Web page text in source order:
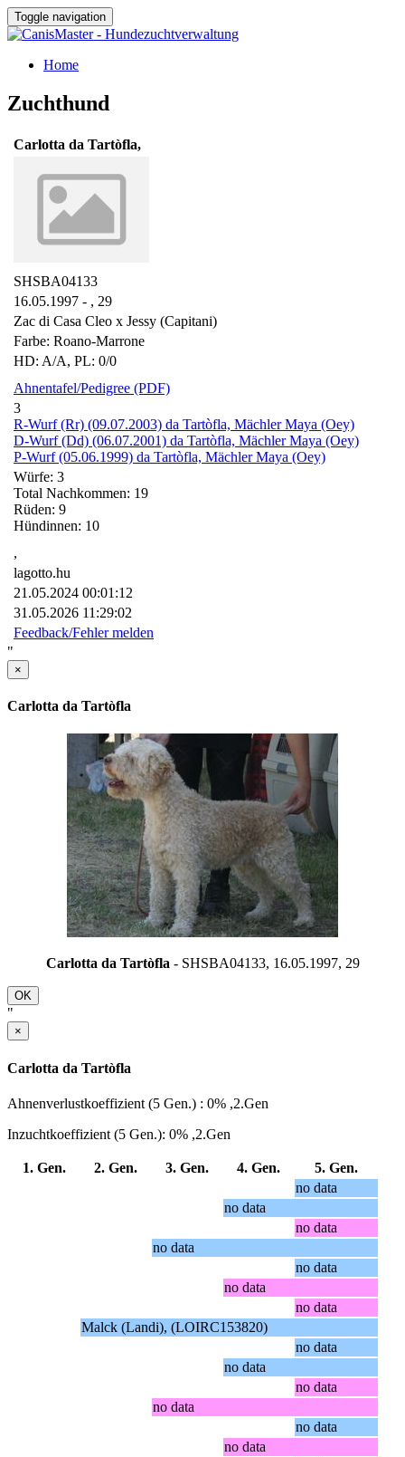
Toggle navigation
Home
Zuchthund
Carlotta da Tartòfla,
SHSBA04133
16.05.1997 - , 29
Zac di Casa Cleo x Jessy (Capitani)
Farbe: Roano-Marrone
HD: A/A, PL: 0/0
Ahnentafel/Pedigree (PDF)
3
R-Wurf (Rr) (09.07.2003) da Tartòfla, Mächler Maya (Oey)
D-Wurf (Dd) (06.07.2001) da Tartòfla, Mächler Maya (Oey)
P-Wurf (05.06.1999) da Tartòfla, Mächler Maya (Oey)
Würfe: 3
Total Nachkommen: 19
Rüden: 9
Hündinnen: 10
,
lagotto.hu
21.05.2024 00:01:12
31.05.2026 11:29:02
Feedback/Fehler melden
"
×
Carlotta da Tartòfla
Carlotta da Tartòfla - SHSBA04133, 16.05.1997, 29
OK
"
×
Carlotta da Tartòfla
Ahnenverlustkoeffizient (5 Gen.) : 0% ,2.Gen
Inzuchtkoeffizient (5 Gen.): 0% ,2.Gen
1. Gen. 2. Gen. 3. Gen. 4. Gen.
5. Gen.
no data
no data
no data
no data
no data
no data
no data
Malck (Landi), (LOIRC153820)
no data
no data
no data
no data
no data
no data